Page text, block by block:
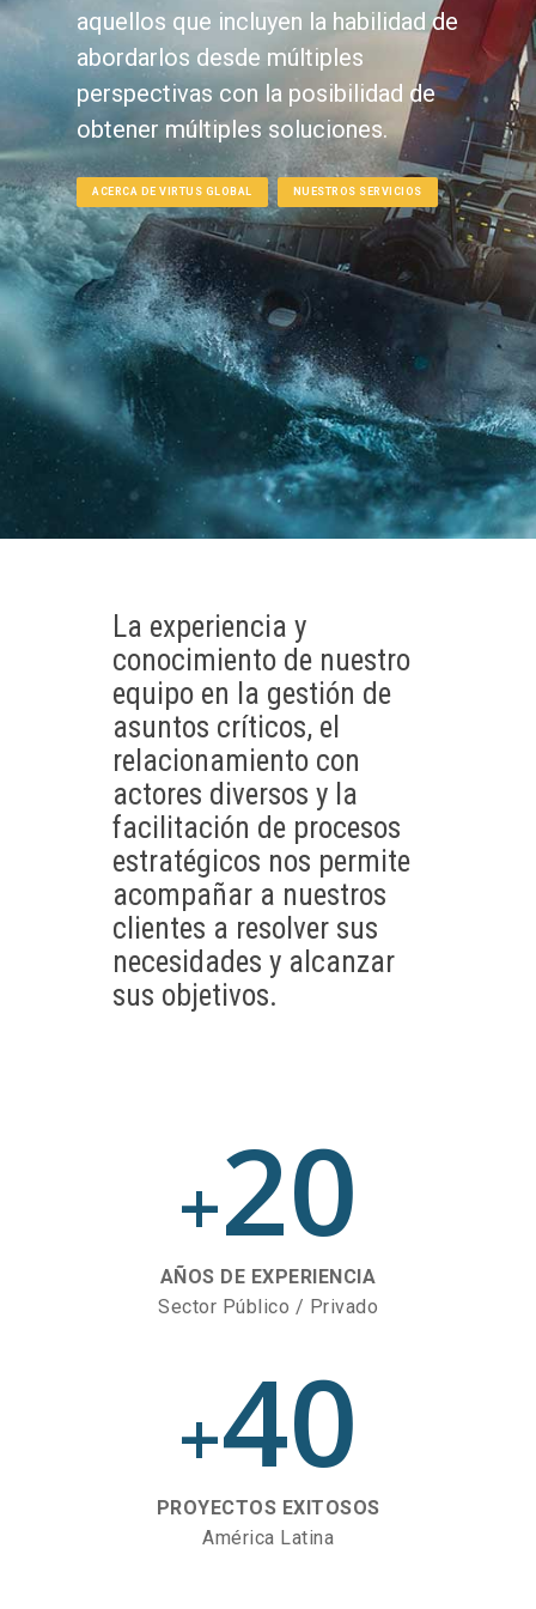
aquellos que incluyen la habilidad de
abordarlos desde múltiples
perspectivas con la posibilidad de
obtener múltiples soluciones.
ACERCA DE VIRTUS GLOBAL NUESTROS SERVICIOS
La experiencia y
conocimiento de nuestro
equipo en la gestión de
asuntos críticos, el
relacionamiento con
actores diversos y la
facilitación de procesos
estratégicos nos permite
acompañar a nuestros
clientes a resolver sus
necesidades y alcanzar
sus objetivos.
+20
AÑOS DE EXPERIENCIA
Sector Público / Privado
+40
PROYECTOS EXITOSOS
América Latina